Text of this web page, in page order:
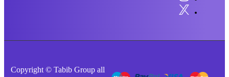
Copyright © Tabib Group all